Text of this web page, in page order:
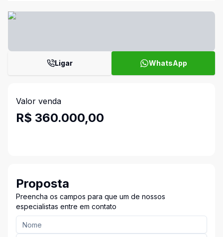
Ligar WhatsApp
Valor venda
R$ 360.000,00
Proposta
Preencha os campos para que um de nossos
especialistas entre em contato